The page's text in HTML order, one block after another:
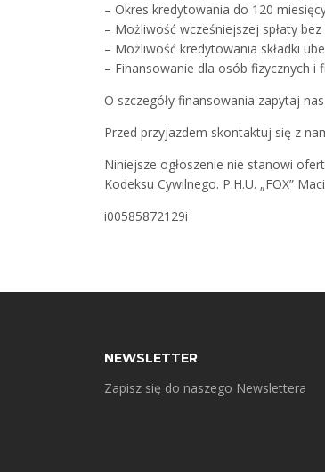
– Okres kredytowania do 120
– Możliwość wcześniejszej spłaty
– Możliwość kredytowania składki
– Finansowanie dla osób fizycznych i
O szczegóły finansowania zapytaj
Przed przyjazdem skontaktuj się z
Niniejsze ogłoszenie nie stanowi
Kodeksu Cywilnego. P.H.U. „FOX”
i00585872129i
NEWSLETTER
Zapisz się do naszego Newslettera